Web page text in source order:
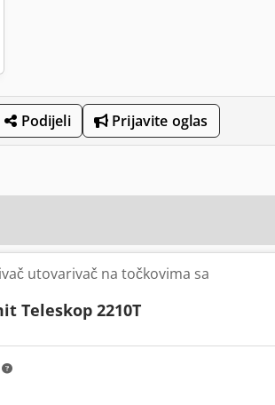
Podijeli Prijavite oglas
utovarivač na točkovima sa
Teleskop 2210T